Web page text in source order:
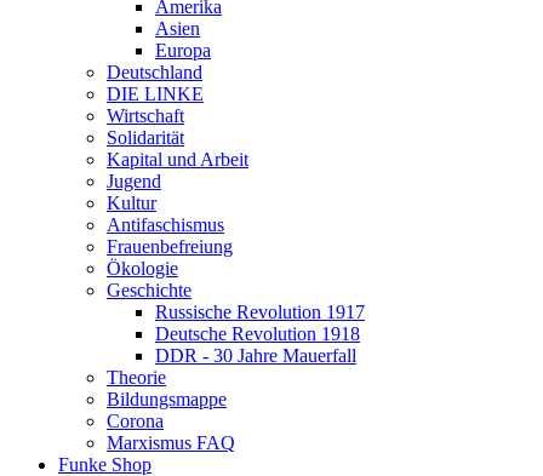
Amerika
Asien
Europa
Deutschland
DIE LINKE
Wirtschaft
Solidarität
Kapital und Arbeit
Jugend
Kultur
Antifaschismus
Frauenbefreiung
Ökologie
Geschichte
Russische Revolution 1917
Deutsche Revolution 1918
DDR - 30 Jahre Mauerfall
Theorie
Bildungsmappe
Corona
Marxismus FAQ
Funke Shop